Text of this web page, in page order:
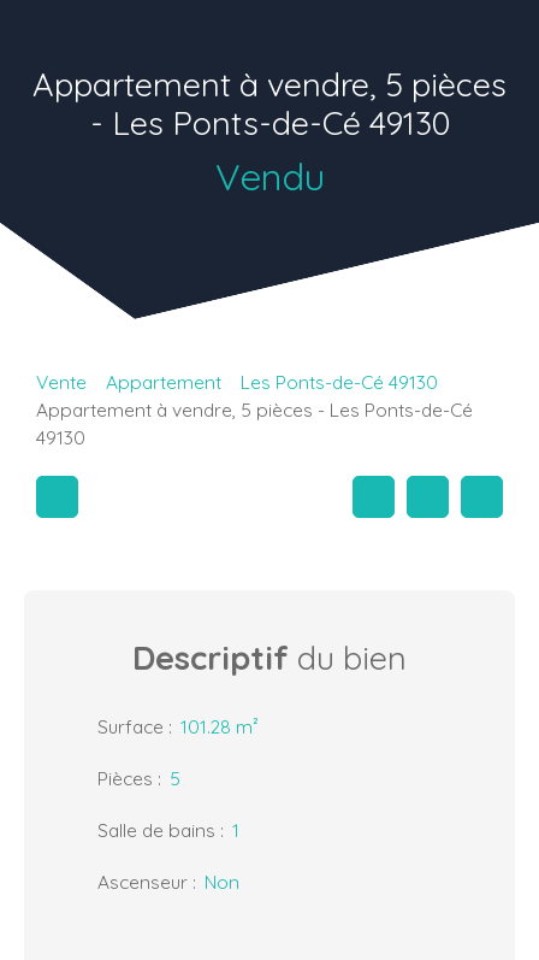
Appartement à vendre, 5 pièces
- Les Ponts-de-Cé 49130
Vendu
Vente Appartement
Les Ponts-de-Cé 49130
Appartement à vendre, 5 pièces - Les Ponts-de-Cé
49130
Descriptif du bien
Surface : 101.28 m²
Pièces : 5
Salle de bains : 1
Ascenseur : Non